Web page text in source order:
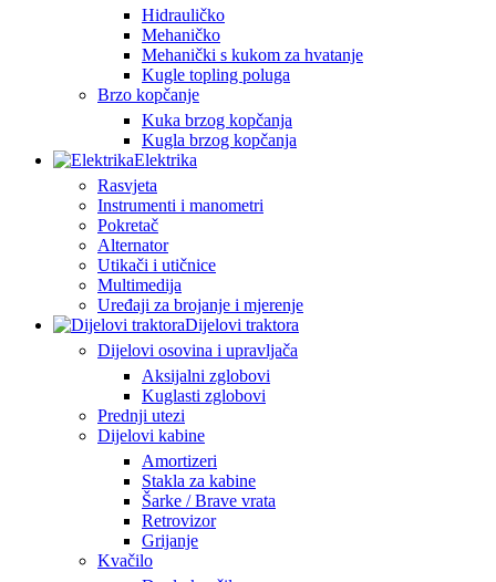
Hidrauličko
Mehaničko
Mehanički s kukom za hvatanje
Kugle topling poluga
Brzo kopčanje
Kuka brzog kopčanja
Kugla brzog kopčanja
Elektrika
Rasvjeta
Instrumenti i manometri
Pokretač
Alternator
Utikači i utičnice
Multimedija
Uređaji za brojanje i mjerenje
Dijelovi traktora
Dijelovi osovina i upravljača
Aksijalni zglobovi
Kuglasti zglobovi
Prednji utezi
Dijelovi kabine
Amortizeri
Stakla za kabine
Šarke / Brave vrata
Retrovizor
Grijanje
Kvačilo